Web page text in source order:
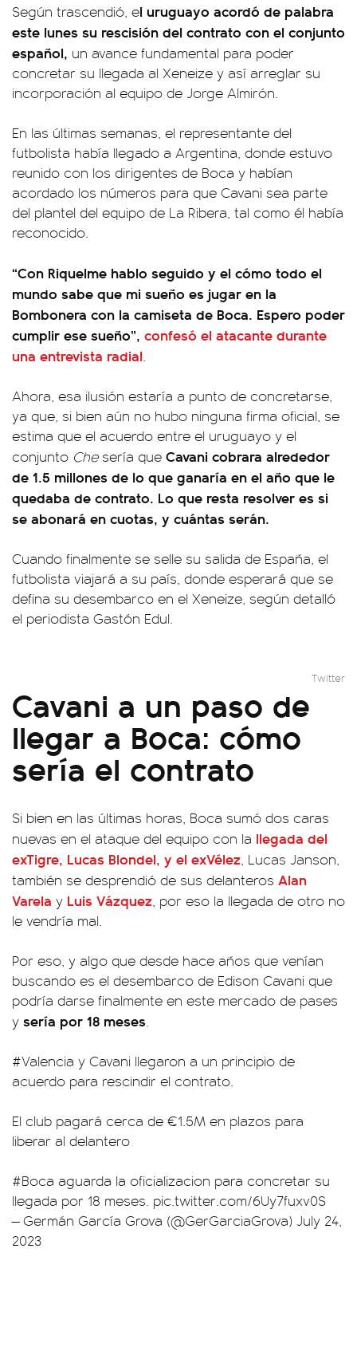
Según trascendió, el uruguayo acordó de palabra
este lunes su rescisión del contrato con el conjunto
español, un avance fundamental para poder
concretar su llegada al Xeneize y así arreglar su
incorporación al equipo de Jorge Almirón.
En las últimas semanas, el representante del
futbolista había llegado a Argentina, donde estuvo
reunido con los dirigentes de Boca y habían
acordado los números para que Cavani sea parte
del plantel del equipo de La Ribera, tal como él había
reconocido.
“Con Riquelme hablo seguido y el cómo todo el
mundo sabe que mi sueño es jugar en la
Bombonera con la camiseta de Boca. Espero poder
cumplir ese sueño”, confesó el atacante durante
una entrevista radial.
Ahora, esa ilusión estaría a punto de concretarse,
ya que, si bien aún no hubo ninguna firma oficial, se
estima que el acuerdo entre el uruguayo y el
conjunto Chesería que Cavani cobrara alrededor
de 1.5 millones de lo que ganaría en el año que le
quedaba de contrato. Lo que resta resolver es si
se abonará en cuotas, y cuántas serán.
Cuando finalmente se selle su salida de España, el
futbolista viajará a su país, donde esperará que se
defina su desembarco en el Xeneize, según detalló
el periodista Gastón Edul.
Twitter
Cavani a un paso de
llegar a Boca: cómo
sería el contrato
Si bien en las últimas horas, Boca sumó dos caras
nuevas en el ataque del equipo con la llegada del
exTigre, Lucas Blondel, y el exVélez, Lucas Janson,
también se desprendió de sus delanteros Alan
Varela y Luis Vázquez, por eso la llegada de otro no
le vendría mal.
Por eso, y algo que desde hace años que venían
buscando es el desembarco de Edison Cavani que
podría darse finalmente en este mercado de pases
y sería por 18 meses.
#Valencia y Cavani llegaron a un principio de
acuerdo para rescindir el contrato.
El club pagará cerca de €1.5M en plazos para
liberar al delantero
#Boca aguarda la oficializacion para concretar su
llegada por 18 meses. pic.twitter.com/6Uy7fuxv0S
— Germán García Grova (@GerGarciaGrova) July 24,
2023